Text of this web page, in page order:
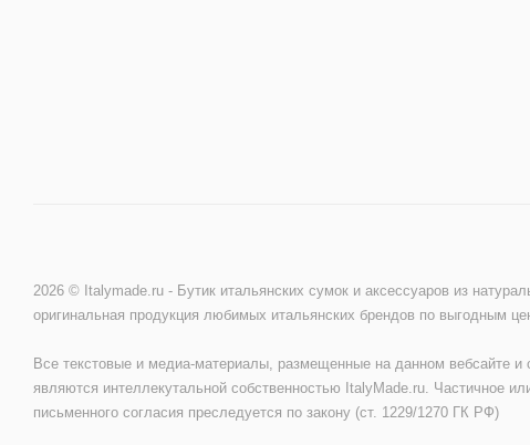
2026 © Italymade.ru - Бутик итальянских сумок и аксессуаров из
оригинальная продукция любимых итальянских брендов по выгодным
Все текстовые и медиа-материалы, размещенные на данном вебсайте и
являются интеллекутальной собственностью ItalyMade.ru. Частичное
письменного согласия преследуется по закону (ст. 1229/1270 ГК РФ)